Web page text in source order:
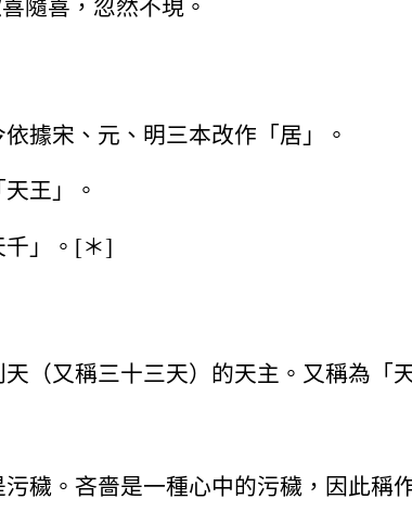
隨喜，忽然不現。
據宋、元、明三本改作「居」。
王」。
千」。[＊]
（又稱三十三天）的天主。又稱為「
穢。吝嗇是一種心中的污穢，因此稱